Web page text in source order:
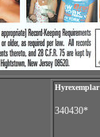
Hyrexemplar
340430*